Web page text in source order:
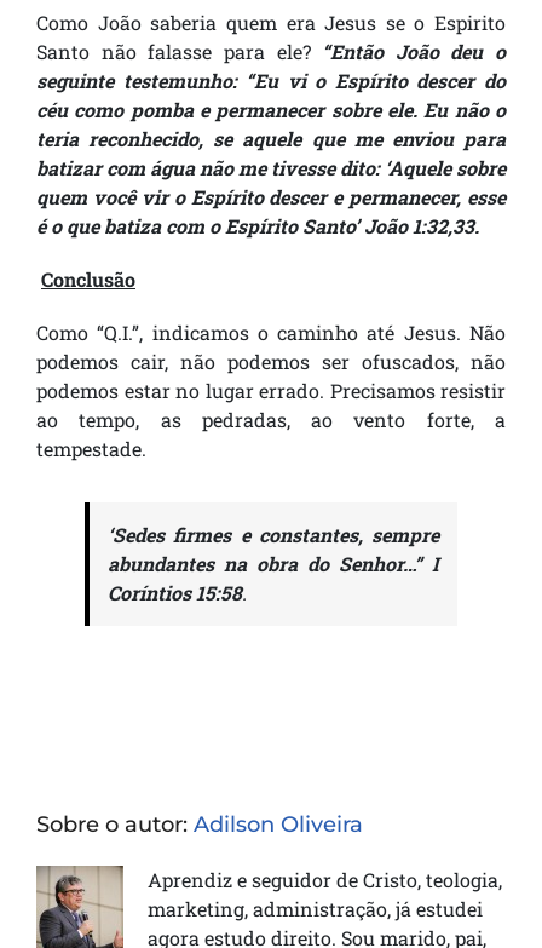
Como João saberia quem era Jesus se o Espirito
Santo não falasse para ele? “Então João deu o
seguinte testemunho: “Eu vi o Espírito descer do
céu como pomba e permanecer sobre ele. Eu não o
teria reconhecido, se aquele que me enviou para
batizar com água não me tivesse dito: ‘Aquele sobre
quem você vir o Espírito descer e permanecer, esse
é o que batiza com o Espírito Santo’ João 1:32,33.
Conclusão
Como “Q.I.”, indicamos o caminho até Jesus. Não
podemos cair, não podemos ser ofuscados, não
podemos estar no lugar errado. Precisamos resistir
ao tempo, as pedradas, ao vento forte, a
tempestade.
‘Sedes firmes e constantes, sempre
abundantes na obra do Senhor…” I
Coríntios 15:58.
Sobre o autor: Adilson Oliveira
Aprendiz e seguidor de Cristo, teologia,
marketing, administração, já estudei
agora estudo direito. Sou marido, pai,